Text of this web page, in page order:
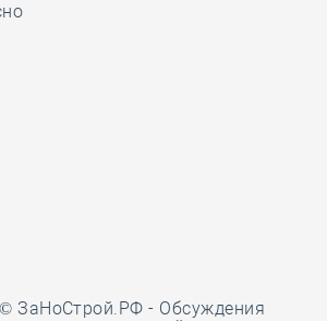
ЗаНоСтрой.РФ - Обсуждения